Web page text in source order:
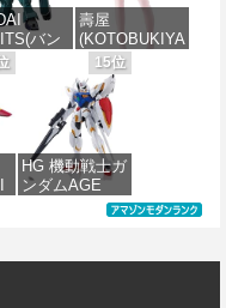
製 組
式プラ
クモデ
：¥4,475
デル
価格：¥8,566
バン
ピリッ
機動新
ンダムX
ムレオ
1/144ス
色分け
ラモデ
壽屋
(KOTOBUKIYA
) アルカナディ
ア ルミティア
First Engage
Ver.〈ファース
トエンゲージ
Ver.〉 全高約
160mm ノンス
ケール プラモ
デル
15位
HG 機動戦士ガ
ンダムAGE
xvm-fzc ガン
色分け済みプ